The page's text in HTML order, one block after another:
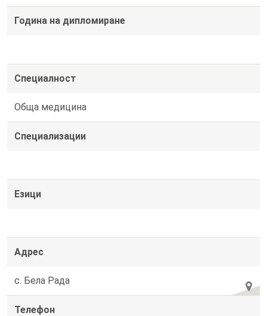
Година на дипломиране
Специалност
Обща медицина
Специализации
Езици
Адрес
с. Бела Рада
Телефон